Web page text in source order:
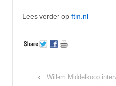
Lees verder op ftm.nl
‹
Willem Middelkoop